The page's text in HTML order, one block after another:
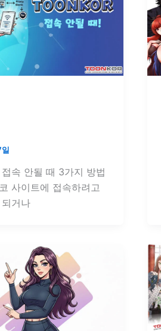
속 안될 때 3가지 방법
사이트에 접속하려고
거나